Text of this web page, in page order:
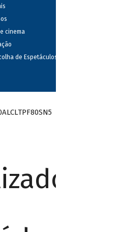
cinema
de Espetáculos